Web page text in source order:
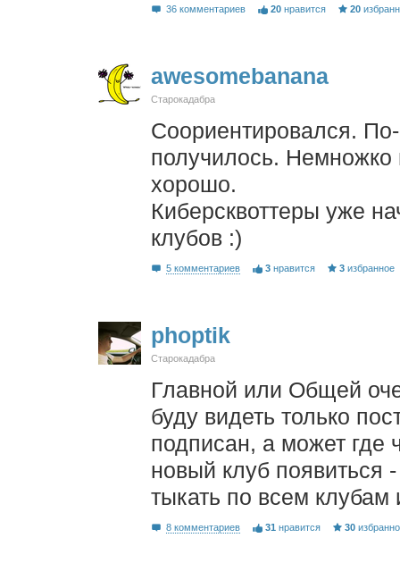
36 комментариев 20 нравится 20
awesomebanana
Старокадабра
Соориентировался.
получилось. Немножко
хорошо.
Киберсквоттеры уже
клубов :)
5 комментариев 3 нравится 3 избранное
phoptik
Старокадабра
Главной или Общей
буду видеть только
подписан, а может где
новый клуб появиться
тыкать по всем
8 комментариев 31 нравится 30